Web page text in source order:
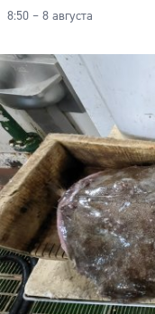
8:50 – 8 августа